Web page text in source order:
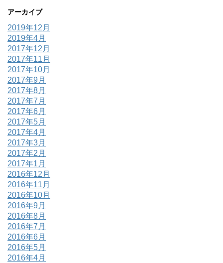
アーカイブ
2019年12月
2019年4月
2017年12月
2017年11月
2017年10月
2017年9月
2017年8月
2017年7月
2017年6月
2017年5月
2017年4月
2017年3月
2017年2月
2017年1月
2016年12月
2016年11月
2016年10月
2016年9月
2016年8月
2016年7月
2016年6月
2016年5月
2016年4月